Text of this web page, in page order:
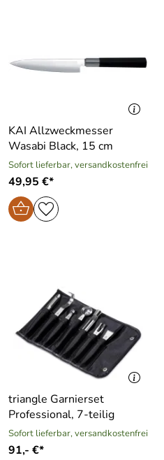
KAI Allzweckmesser
Wasabi Black, 15 cm
Sofort lieferbar, versandkostenfrei
49,95 €*
triangle Garnierset
Professional, 7-teilig
Sofort lieferbar, versandkostenfrei
91,- €*